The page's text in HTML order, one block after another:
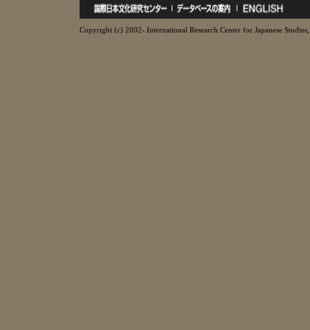
Copyright (c) 2002- International Research Center for Japanese